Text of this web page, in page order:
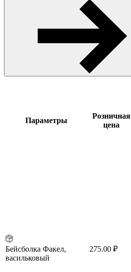
Параметры
Розничная
цена
Бейсболка Факел,
васильковый
275.00 ₽